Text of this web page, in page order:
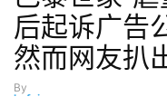
后起诉广告
然而网友扒
By
hefei